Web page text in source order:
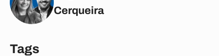
Cerqueira
Tags